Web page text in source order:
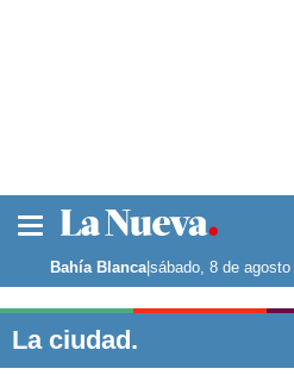
Noticias
La
Punta
Bahía Blanca|sábado, 8 de agosto
La ciudad.